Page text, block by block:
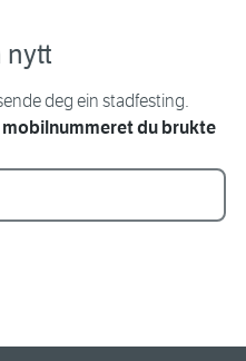
nytt
deg ein stadfesting.
du brukte